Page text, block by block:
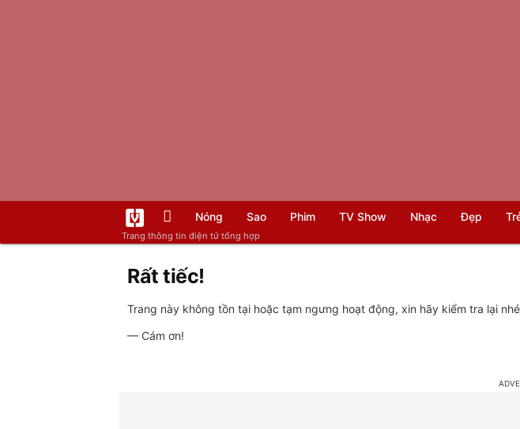
Trang thông tin điện tử tổng hợp
Nóng Sao Phim TV Show Nhạc Đẹp
Rất tiếc!
Trang này không tồn tại hoặc tạm ngưng hoạt động, xin hãy kiểm tra lại
— Cám ơn!